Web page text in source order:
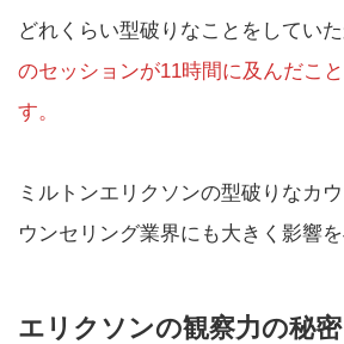
どれくらい型破りなことをしていた
のセッションが11時間に及んだこ
す。
ミルトンエリクソンの型破りなカ
ウンセリング業界にも大きく影響を
エリクソンの観察力の秘密